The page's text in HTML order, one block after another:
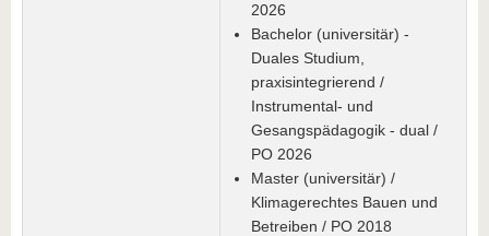
2026
Bachelor (universitär) -
Duales Studium,
praxisintegrierend /
Instrumental- und
Gesangspädagogik - dual /
PO 2026
Master (universitär) /
Klimagerechtes Bauen und
Betreiben / PO 2018